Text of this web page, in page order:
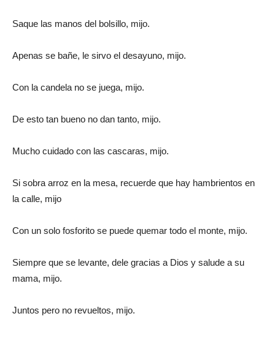
Saque las manos del bolsillo, mijo.
Apenas se bañe, le sirvo el desayuno, mijo.
Con la candela no se juega, mijo.
De esto tan bueno no dan tanto, mijo.
Mucho cuidado con las cascaras, mijo.
Si sobra arroz en la mesa, recuerde que hay hambrientos en
la calle, mijo
Con un solo fosforito se puede quemar todo el monte, mijo.
Siempre que se levante, dele gracias a Dios y salude a su
mama, mijo.
Juntos pero no revueltos, mijo.